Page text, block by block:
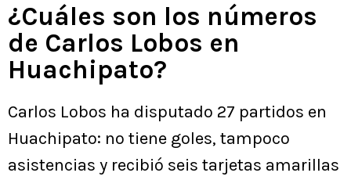
¿Cuáles son los números
de Carlos Lobos en
Huachipato?
Carlos Lobos ha disputado 27 partidos en
Huachipato: no tiene goles, tampoco
asistencias y recibió seis tarjetas amarillas